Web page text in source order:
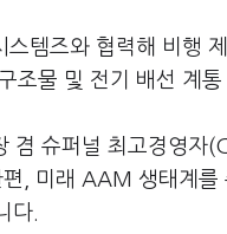
템즈와 협력해 비행
조물 및 전기 배선 계
겸 슈퍼널 최고경영
, 미래 AAM 생태계
다.